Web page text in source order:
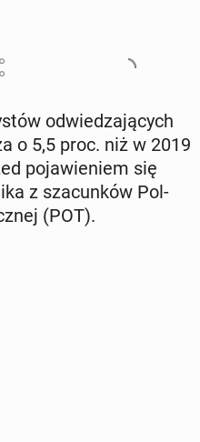
od­wie­dza­ją­cych
o 5,5 proc. niż w 2019
po­ja­wie­niem się
z sza­cun­ków Pol­
(POT).